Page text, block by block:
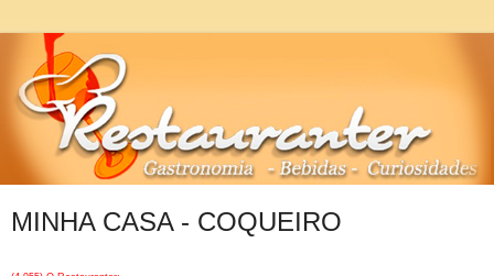
MINHA CASA - COQUEIRO